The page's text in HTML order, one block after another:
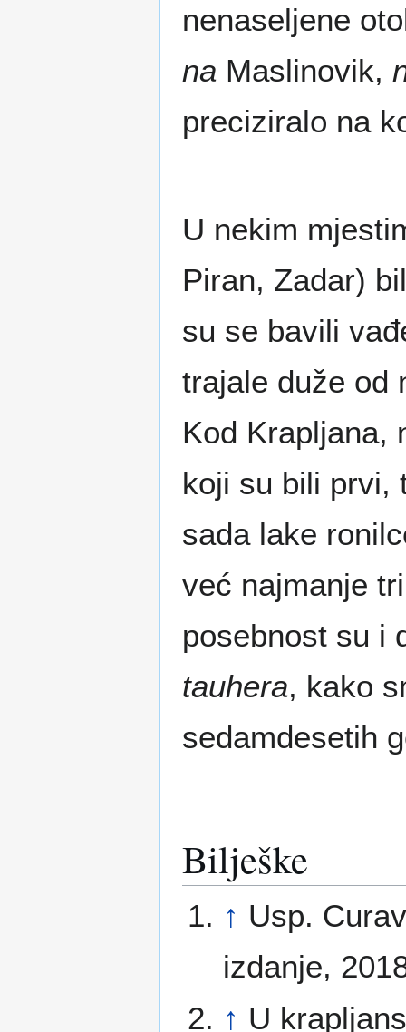
nenaseljene
na Maslinovik,
preciziralo na
U nekim
Piran, Zadar)
su se bavili
trajale duže od
Kod Krapljana,
koji su bili prvi,
sada lake
već najmanje
posebnost su i
tauhera, kako
sedamdesetih
Bilješke
↑ Usp.
izdanje,
↑ U